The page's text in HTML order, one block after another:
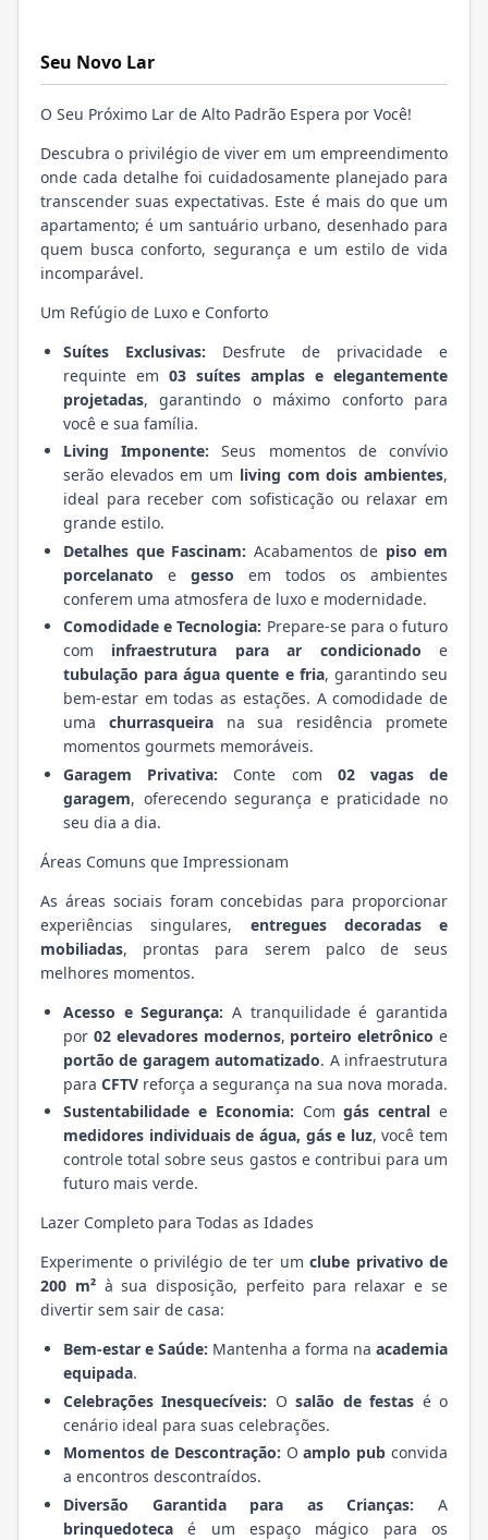
Seu Novo Lar
O Seu Próximo Lar de Alto Padrão Espera por Você!
Descubra o privilégio de viver em um empreendimento
onde cada detalhe foi cuidadosamente planejado para
transcender suas expectativas. Este é mais do que um
apartamento; é um santuário urbano, desenhado para
quem busca conforto, segurança e um estilo de vida
incomparável.
Um Refúgio de Luxo e Conforto
Suítes Exclusivas: Desfrute de privacidade e
requinte em 03 suítes amplas e elegantemente
projetadas, garantindo o máximo conforto para
você e sua família.
Living Imponente: Seus momentos de convívio
serão elevados em um living com dois ambientes,
ideal para receber com sofisticação ou relaxar em
grande estilo.
Detalhes que Fascinam: Acabamentos de piso em
porcelanato e gesso em todos os ambientes
conferem uma atmosfera de luxo e modernidade.
Comodidade e Tecnologia: Prepare-se para o futuro
com infraestrutura para ar condicionado e
tubulação para água quente e fria, garantindo seu
bem-estar em todas as estações. A comodidade de
uma churrasqueirana sua residência promete
momentos gourmets memoráveis.
Garagem Privativa: Conte com 02 vagas de
garagem, oferecendo segurança e praticidade no
seu dia a dia.
Áreas Comuns que Impressionam
As áreas sociais foram concebidas para proporcionar
experiências singulares, entregues decoradas e
mobiliadas, prontas para serem palco de seus
melhores momentos.
Acesso e Segurança: A tranquilidade é garantida
por 02 elevadores modernos, porteiro eletrônico e
portão de garagem automatizado. A infraestrutura
para CFTV reforça a segurança na sua nova morada.
Sustentabilidade e Economia: Comgás central e
medidores individuais de água, gás e luz, você tem
controle total sobre seus gastos e contribui para um
futuro mais verde.
Lazer Completo para Todas as Idades
Experimente o privilégio de ter um clube privativo de
200 m²à sua disposição, perfeito para relaxar e se
divertir sem sair de casa:
Bem-estar e Saúde: Mantenha a forma na academia
equipada.
Celebrações Inesquecíveis: Osalão de festas é o
cenário ideal para suas celebrações.
Momentos de Descontração: Oamplo pub convida
a encontros descontraídos.
Diversão Garantida para as Crianças: A
brinquedoteca é um espaço mágico para os